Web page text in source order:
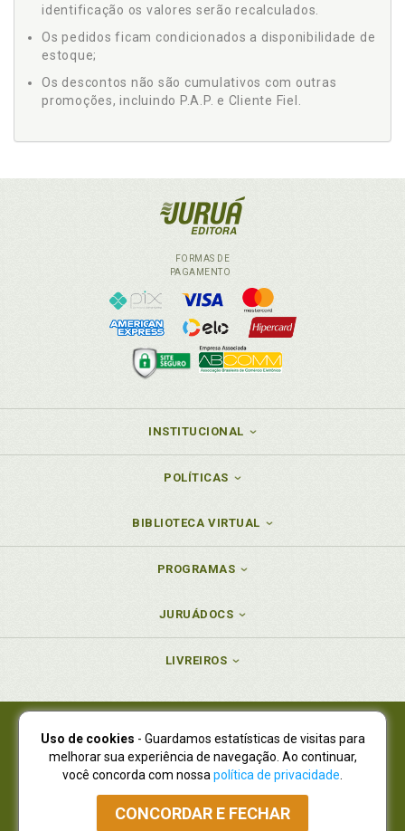
identificação os valores serão recalculados.
Os pedidos ficam condicionados a disponibilidade de
estoque;
Os descontos não são cumulativos com outras
promoções, incluindo P.A.P. e Cliente Fiel.
FORMAS DE
PAGAMENTO
INSTITUCIONAL
POLÍTICAS
BIBLIOTECA VIRTUAL
PROGRAMAS
JURUÁDOCS
LIVREIROS
Juruá Editora Ltda., CNPJ 77.535.508/0001-19
Juruá Informática Ltda., CNPJ 01.701.561/0001-80
NOVO ENDEREÇO:R. Flávio Dallegrave, 7665, São Lourenço |
Curitiba - Paraná - CEP 82210-310
Atendimento: (41) 4009-3900|Vendas Atacado: (41) 4009-3939
Uso de cookies - Guardamos estatísticas de visitas para
melhorar sua experiência de navegação. Ao continuar,
você concorda com nossa política de privacidade
CONCORDAR E FECHAR